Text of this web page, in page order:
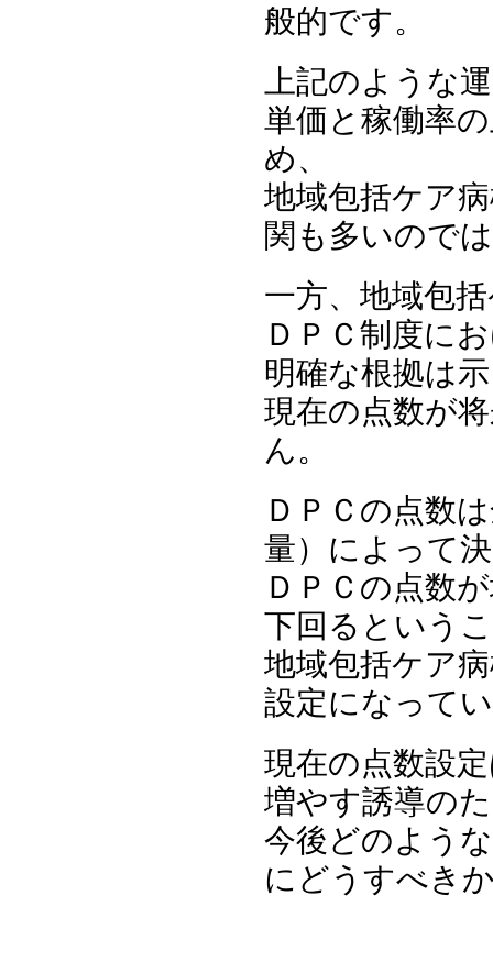
般的です。
上記のような
単価と稼働率
め、
地域包括ケア
関も多いので
一方、地域包
ＤＰＣ制度に
明確な根拠は
現在の点数が
ん。
ＤＰＣの点数
量）によって
ＤＰＣの点数
下回るという
地域包括ケア
設定になって
現在の点数設
増やす誘導の
今後どのよう
にどうすべき